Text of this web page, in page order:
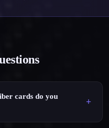
cards do you
+